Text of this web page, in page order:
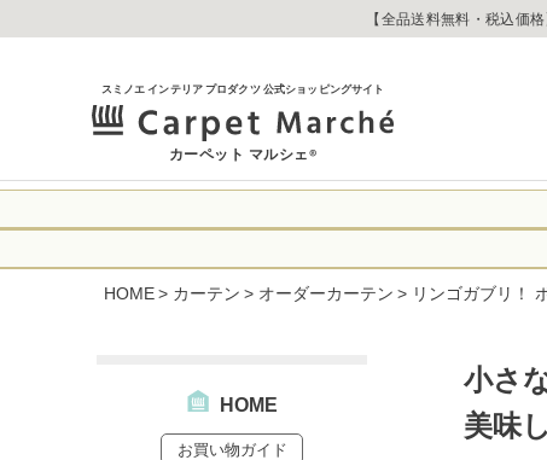
【全品送料無料・税込価
スミノエ インテリア プロダクツ 公式ショッピングサイト
カーペット マルシェ®
令和8年熊本地震
に心よりお見舞い
生じております。
・全国から九州あ
・九州から全国あ
当店は
は2026年8月
出荷センターも休
HOME カーテン オーダーカーテン リンゴガブリ！
HOME
お買い物ガイド
小さ
美味